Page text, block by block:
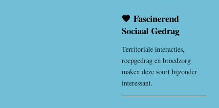
🧡 Fascinerend
Sociaal Gedrag
Territoriale interacties,
roepgedrag en broedzorg
maken deze soort bijzonder
interessant.